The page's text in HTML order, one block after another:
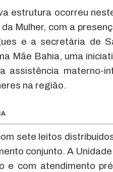
estrutura ocorreu
Mulher, com a
e a secretária de
Mãe Bahia, uma
assistência materno-
na região.
sete leitos
conjunto. A
e com atendimento